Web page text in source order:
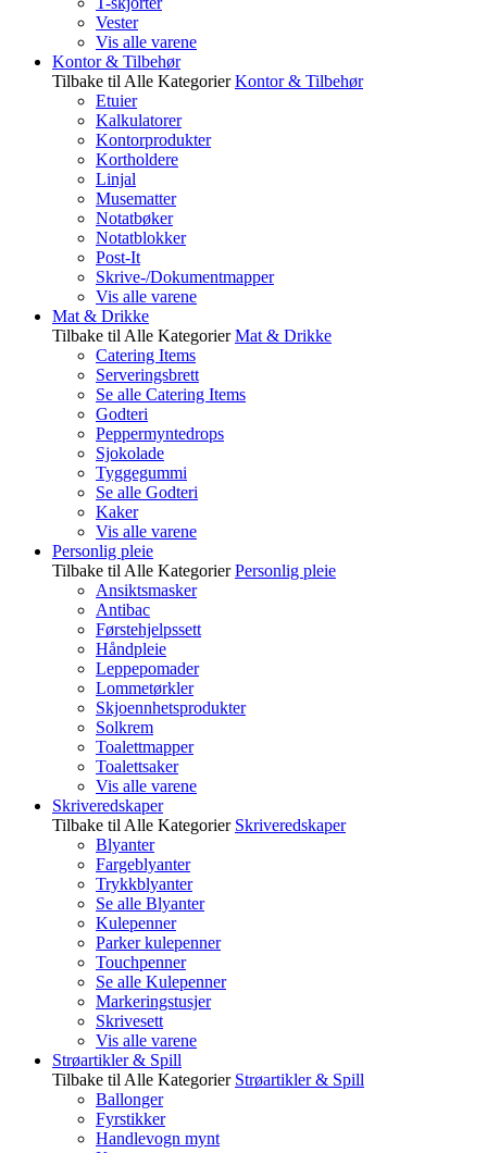
Vester
Vis alle varene
Kontor & Tilbehør
Tilbake til Alle Kategorier Kontor & Tilbehør
Etuier
Kalkulatorer
Kontorprodukter
Kortholdere
Linjal
Musematter
Notatbøker
Notatblokker
Post-It
Skrive-/Dokumentmapper
Vis alle varene
Mat & Drikke
Tilbake til Alle Kategorier Mat & Drikke
Catering Items
Serveringsbrett
Se alle Catering Items
Godteri
Peppermyntedrops
Sjokolade
Tyggegummi
Se alle Godteri
Kaker
Vis alle varene
Personlig pleie
Tilbake til Alle Kategorier Personlig pleie
Ansiktsmasker
Antibac
Førstehjelpssett
Håndpleie
Leppepomader
Lommetørkler
Skjoennhetsprodukter
Solkrem
Toalettmapper
Toalettsaker
Vis alle varene
Skriveredskaper
Tilbake til Alle Kategorier Skriveredskaper
Blyanter
Fargeblyanter
Trykkblyanter
Se alle Blyanter
Kulepenner
Parker kulepenner
Touchpenner
Se alle Kulepenner
Markeringstusjer
Skrivesett
Vis alle varene
Strøartikler & Spill
Tilbake til Alle Kategorier Strøartikler & Spill
Ballonger
Fyrstikker
Handlevogn mynt